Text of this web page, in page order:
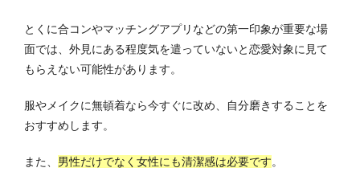
とくに合コンやマッチングアプリなどの第一印象が重要な場
面では、外見にある程度気を遣っていないと恋愛対象に見て
もらえない可能性があります。
服やメイクに無頓着なら今すぐに改め、自分磨きすることを
おすすめします。
また、 男性だけでなく女性にも清潔感は必要です。